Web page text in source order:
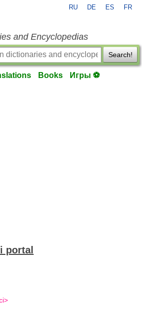
RU DE ES FR
and Encyclopedias
Search!
Books Игры ⚽
portal